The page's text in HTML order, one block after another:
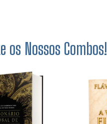
os Nossos Combos!